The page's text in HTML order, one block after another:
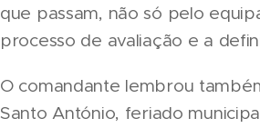
que passam, não só pelo
processo de avaliação e a
O comandante lembrou
Santo António, feriado